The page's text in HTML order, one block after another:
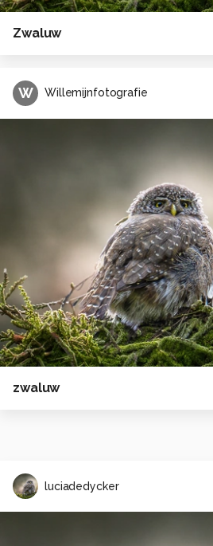
Zwaluw
W Willemijnfotografie
zwaluw
luciadedycker